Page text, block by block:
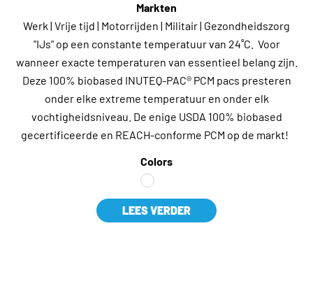
Markten
Werk | Vrije tijd | Motorrijden | Militair | Gezondheidszorg
"IJs" op een constante temperatuur van 24˚C. Voor
wanneer exacte temperaturen van essentieel belang zijn.
Deze 100% biobased INUTEQ-PAC® PCM pacs presteren
onder elke extreme temperatuur en onder elk
vochtigheidsniveau. De enige USDA 100% biobased
gecertificeerde en REACH-conforme PCM op de markt!
Colors
LEES VERDER